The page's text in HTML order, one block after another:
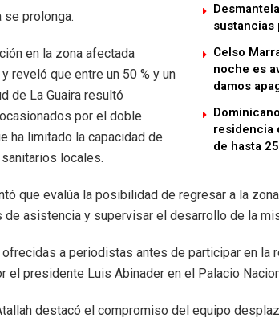
sustancias
Celso
noche es
damos
residencia
de hasta
se prolonga.
en la zona afectada
reveló que entre un 50 % y un
de La Guaira resultó
por el doble
ha limitado la capacidad de
locales.
que evalúa la posibilidad de regresar a la
asistencia y supervisar el desarrollo de la
a periodistas antes de participar en la
el presidente Luis Abinader en el Palacio
destacó el compromiso del equipo